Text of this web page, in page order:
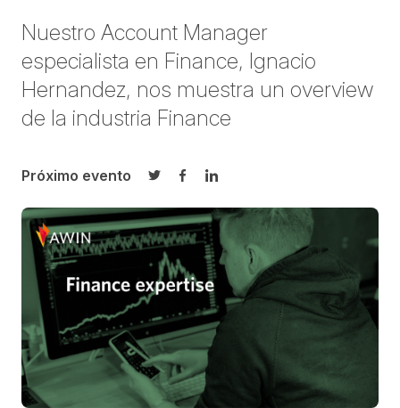
Nuestro Account Manager
especialista en Finance, Ignacio
Hernandez, nos muestra un overview
de la industria Finance
Próximo evento
Compartir en Twitter
Compartir en Facebook
Compartir en LinkedIn